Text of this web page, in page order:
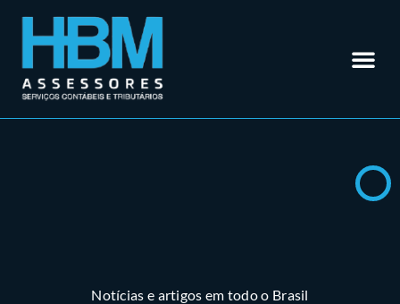
Notícias e artigos em todo o Brasil